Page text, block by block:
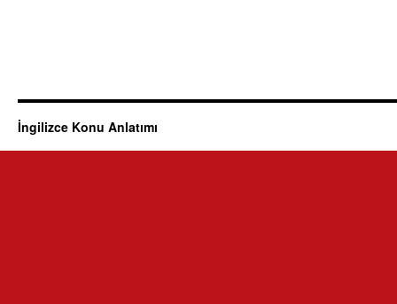
İngilizce Konu Anlatımı